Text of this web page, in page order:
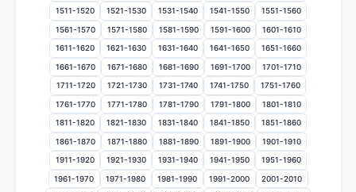
1511-1520 1521-1530 1531-1540 1541-1550 1551-1560
1561-1570 1571-1580 1581-1590 1591-1600 1601-1610
1611-1620 1621-1630 1631-1640 1641-1650 1651-1660
1661-1670 1671-1680 1681-1690 1691-1700 1701-1710
1711-1720 1721-1730 1731-1740 1741-1750 1751-1760
1761-1770 1771-1780 1781-1790 1791-1800 1801-1810
1811-1820 1821-1830 1831-1840 1841-1850 1851-1860
1861-1870 1871-1880 1881-1890 1891-1900 1901-1910
1911-1920 1921-1930 1931-1940 1941-1950 1951-1960
1961-1970 1971-1980 1981-1990 1991-2000 2001-2010